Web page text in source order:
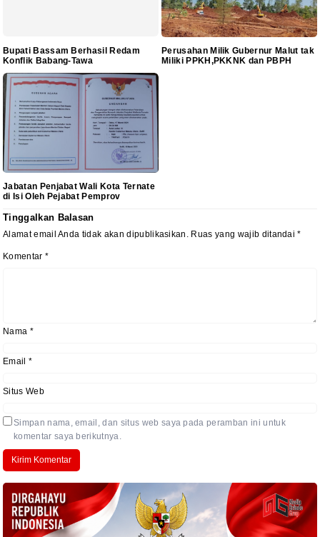
Bupati Bassam Berhasil Redam
Konflik Babang-Tawa
Perusahan Milik Gubernur Malut tak
Miliki PPKH,PKKNK dan PBPH
Jabatan Penjabat Wali Kota Ternate
di Isi Oleh Pejabat Pemprov
Tinggalkan Balasan
Alamat email Anda tidak akan dipublikasikan. Ruas yang wajib ditandai*
Komentar *
Nama *
Email *
Situs Web
Simpan nama, email, dan situs web saya pada peramban ini untuk
komentar saya berikutnya.